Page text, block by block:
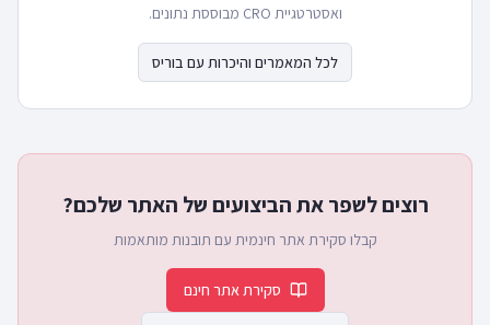
ואסטרטגיית CRO מבוססת נתונים.
לכל המאמרים והיכרות עם בוריס
רוצים לשפר את הביצועים של האתר שלכם?
קבלו סקירת אתר חינמית עם תובנות מותאמות
סקירת אתר חינם